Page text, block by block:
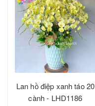
Lan hồ điệp xanh táo 20
cành - LHD1186